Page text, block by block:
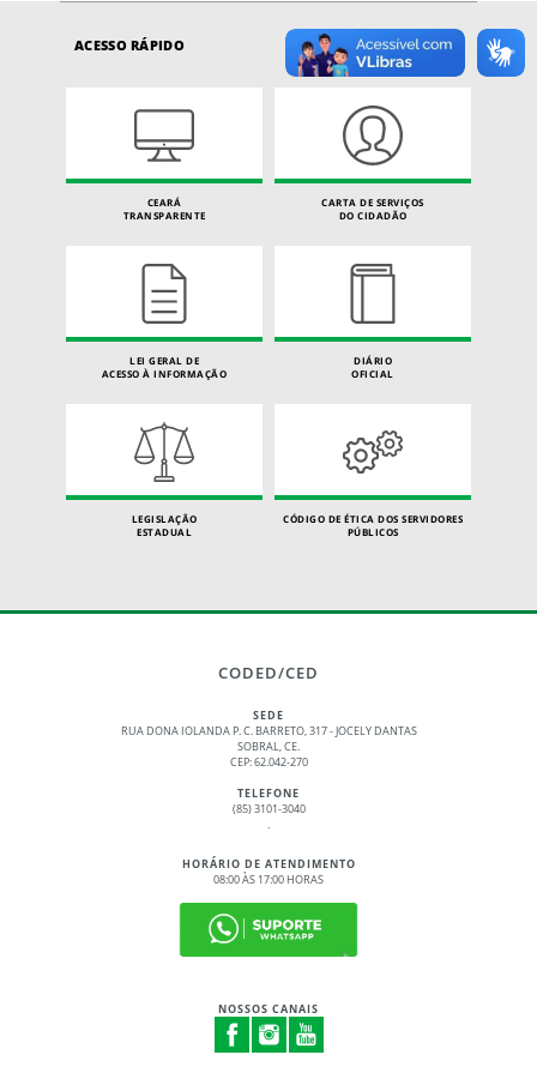
ACESSO RÁPIDO
CEARÁ
TRANSPARENTE
CARTA DE SERVIÇOS
DO CIDADÃO
LEI GERAL DE
ACESSO À INFORMAÇÃO
DIÁRIO
OFICIAL
LEGISLAÇÃO
ESTADUAL
CÓDIGO DE ÉTICA DOS SERVIDORES
PÚBLICOS
CODED/CED
SEDE
RUA DONA IOLANDA P. C. BARRETO, 317 - JOCELY DANTAS
SOBRAL, CE.
CEP: 62.042-270
TELEFONE
(85) 3101-3040
.
HORÁRIO DE ATENDIMENTO
08:00 ÀS 17:00 HORAS
NOSSOS CANAIS